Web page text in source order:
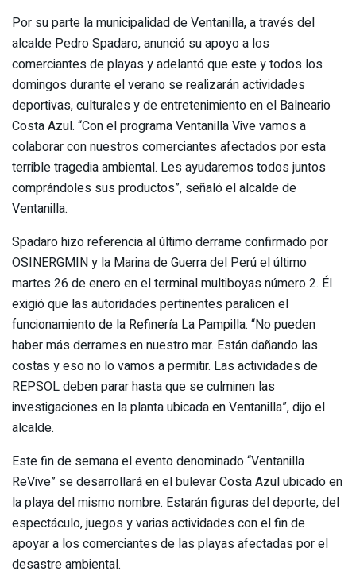
Por su parte la municipalidad de Ventanilla, a través del
alcalde Pedro Spadaro, anunció su apoyo a los
comerciantes de playas y adelantó que este y todos los
domingos durante el verano se realizarán actividades
deportivas, culturales y de entretenimiento en el Balneario
Costa Azul. “Con el programa Ventanilla Vive vamos a
colaborar con nuestros comerciantes afectados por esta
terrible tragedia ambiental. Les ayudaremos todos juntos
comprándoles sus productos”, señaló el alcalde de
Ventanilla.
Spadaro hizo referencia al último derrame confirmado por
OSINERGMIN y la Marina de Guerra del Perú el último
martes 26 de enero en el terminal multiboyas número 2. Él
exigió que las autoridades pertinentes paralicen el
funcionamiento de la Refinería La Pampilla. “No pueden
haber más derrames en nuestro mar. Están dañando las
costas y eso no lo vamos a permitir. Las actividades de
REPSOL deben parar hasta que se culminen las
investigaciones en la planta ubicada en Ventanilla”, dijo el
alcalde.
Este fin de semana el evento denominado “Ventanilla
ReVive” se desarrollará en el bulevar Costa Azul ubicado en
la playa del mismo nombre. Estarán figuras del deporte, del
espectáculo, juegos y varias actividades con el fin de
apoyar a los comerciantes de las playas afectadas por el
desastre ambiental.